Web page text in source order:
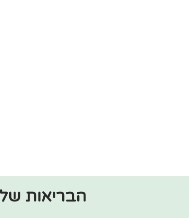
הבריאות